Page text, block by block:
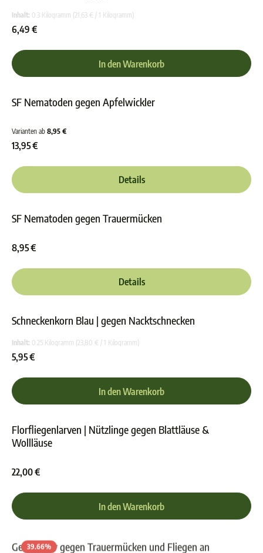
Inhalt: 0.3 Kilogramm (21,63 € / 1 Kilogramm)
6,49 €
In den Warenkorb
SF Nematoden gegen Apfelwickler
Varianten ab 8,95 €
13,95 €
Details
SF Nematoden gegen Trauermücken
8,95 €
Details
Schneckenkorn Blau | gegen Nacktschnecken
Inhalt: 0.25 Kilogramm (23,80 € / 1 Kilogramm)
5,95 €
In den Warenkorb
Florfliegenlarven | Nützlinge gegen Blattläuse &
Wollläuse
22,00 €
In den Warenkorb
39.66%
Gelbsticker gegen Trauermücken und Fliegen an